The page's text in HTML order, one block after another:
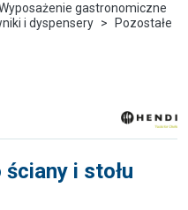
gastronomiczne
i dyspensery Pozostałe
i stołu